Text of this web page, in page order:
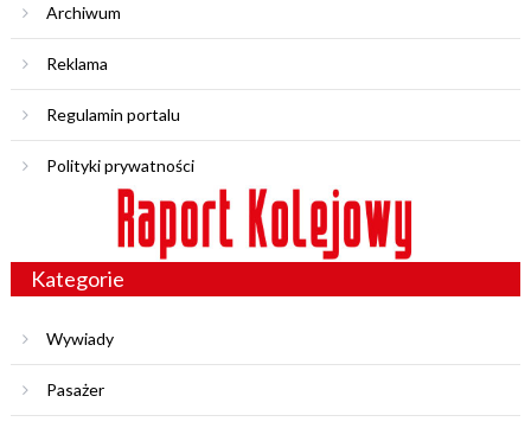
Archiwum
Reklama
Regulamin portalu
Polityki prywatności
Kategorie
Wywiady
Pasażer